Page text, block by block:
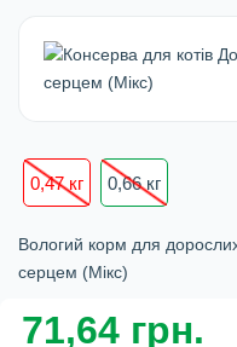
0,47 кг 0,66 кг
Вологий корм для
серцем (Мікс)
71,64 грн.